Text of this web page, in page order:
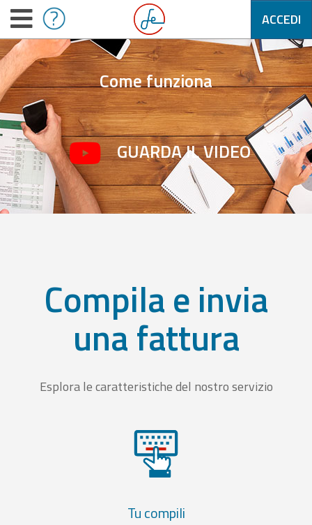
ACCEDI
Come funziona
GUARDA IL VIDEO
Compila e invia
una fattura
Esplora le caratteristiche del nostro servizio
Tu compili